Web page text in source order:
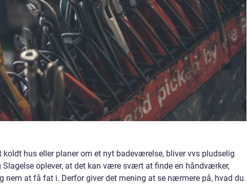
koldt hus eller planer om et nyt badeværelse, bliver vvs pludselig
oplever, at det kan være svært at finde en håndværker,
nem at få fat i. Derfor giver det mening at se nærmere på, hvad du